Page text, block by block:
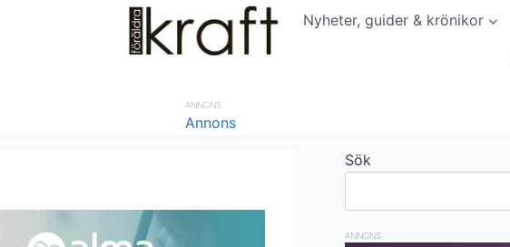
Nyheter, guider & krönikor
ANNONS
Sök
ANNONS